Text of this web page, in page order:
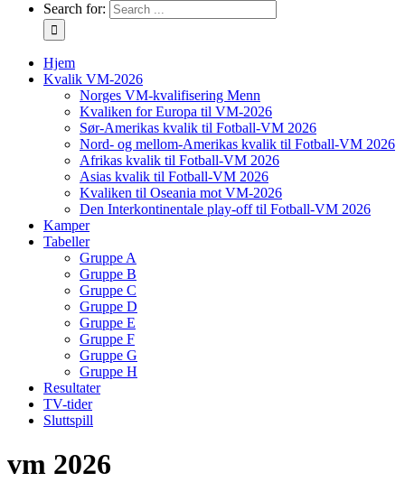
Search for:
Hjem
Kvalik VM-2026
Norges VM-kvalifisering Menn
Kvaliken for Europa til VM-2026
Sør-Amerikas kvalik til Fotball-VM 2026
Nord- og mellom-Amerikas kvalik til Fotball-VM 2026
Afrikas kvalik til Fotball-VM 2026
Asias kvalik til Fotball-VM 2026
Kvaliken til Oseania mot VM-2026
Den Interkontinentale play-off til Fotball-VM 2026
Kamper
Tabeller
Gruppe A
Gruppe B
Gruppe C
Gruppe D
Gruppe E
Gruppe F
Gruppe G
Gruppe H
Resultater
TV-tider
Sluttspill
vm 2026